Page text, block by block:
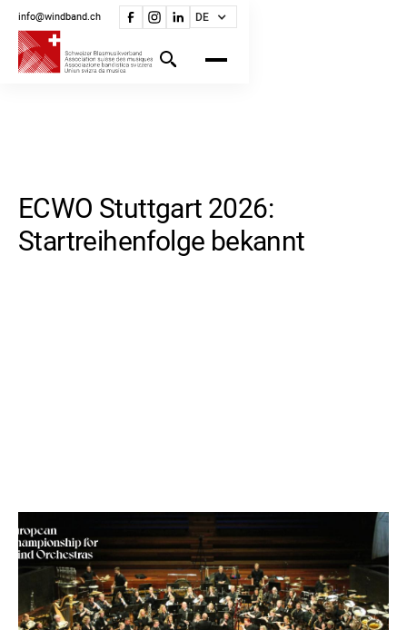
info@windband.ch DE
ECWO Stuttgart 2026:
Startreihenfolge bekannt
Vor kurzem ist die Auslosung der Startreihenfolge der
European Championship of Wind Orchestras (ECWO) erfolgt.